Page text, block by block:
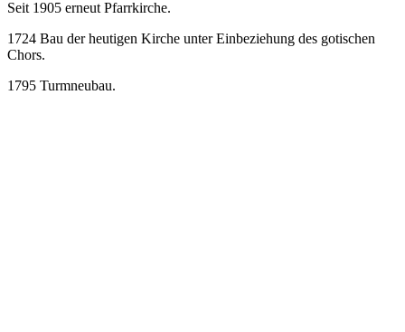
Seit 1905 erneut Pfarrkirche.
1724 Bau der heutigen Kirche unter Einbeziehung des gotischen
Chors.
1795 Turmneubau.